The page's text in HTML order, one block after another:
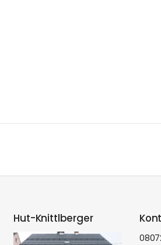
Hut-Knittlberger